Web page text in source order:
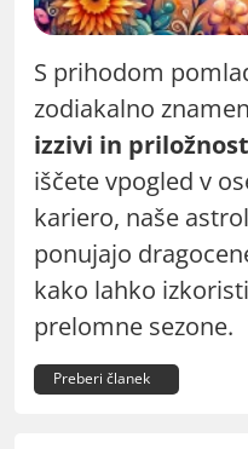
S prihodom
zodiakalno
izzivi in
iščete vpogled v
kariero, naše
ponujajo
kako lahko
prelomne sezone.
Preberi članek